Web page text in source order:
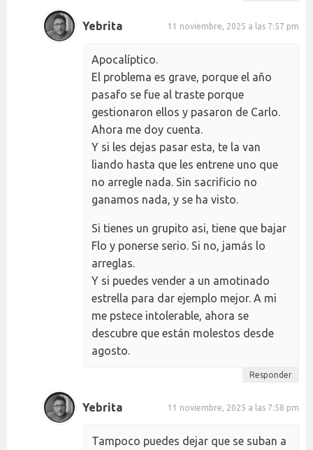
Yebrita 11 noviembre, 2025 a las 7:57 pm
Apocalíptico.
El problema es grave, porque el año
pasafo se fue al traste porque
gestionaron ellos y pasaron de Carlo.
Ahora me doy cuenta.
Y si les dejas pasar esta, te la van
liando hasta que les entrene uno que
no arregle nada. Sin sacrificio no
ganamos nada, y se ha visto.
Si tienes un grupito asi, tiene que bajar
Flo y ponerse serio. Si no, jamás lo
arreglas.
Y si puedes vender a un amotinado
estrella para dar ejemplo mejor. A mi
me pstece intolerable, ahora se
descubre que están molestos desde
agosto.
Responder
Yebrita 11 noviembre, 2025 a las 7:58 pm
Tampoco puedes dejar que se suban a